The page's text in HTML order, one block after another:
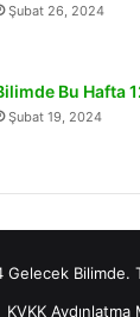
Şubat 26, 2024
Bu Hafta
Şubat 19, 2024
Bilimde.
KVKK Aydınlatma